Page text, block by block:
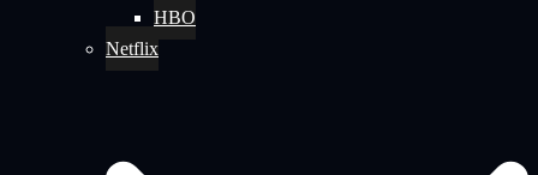
HBO
Netflix